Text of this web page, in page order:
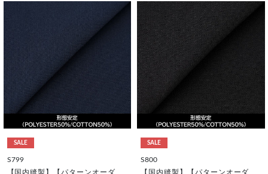
SALE
S799
【国内縫製】【パターンオーダ
SALE
S800
【国内縫製】【パターンオーダ